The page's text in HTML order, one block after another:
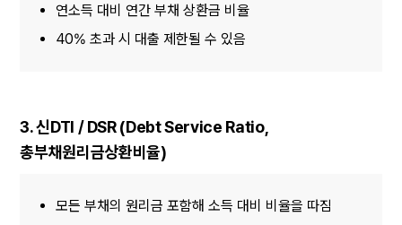
연소득 대비 연간 부채 상환금 비율
40% 초과 시 대출 제한될 수 있음
3. 신DTI / DSR (Debt Service Ratio,
총부채원리금상환비율)
모든 부채의 원리금 포함해 소득 대비 비율을 따짐